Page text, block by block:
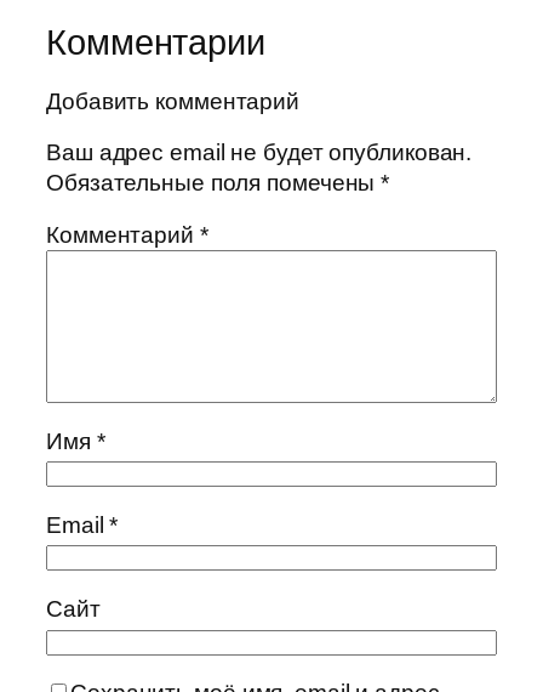
Комментарии
Добавить комментарий
Ваш адрес email не будет опубликован.
Обязательные поля помечены*
Комментарий *
Имя *
Email*
Сайт